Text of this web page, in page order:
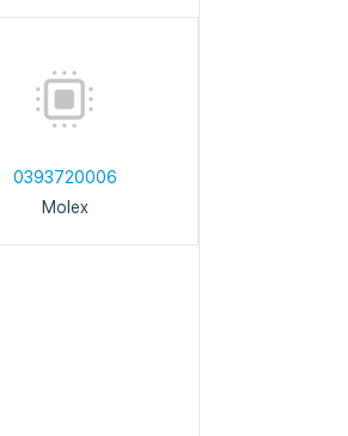
0393720006
Molex